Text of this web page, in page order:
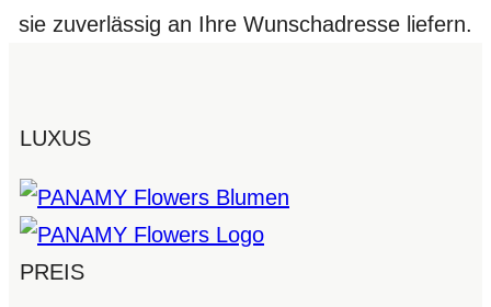
sie zuverlässig an Ihre Wunschadresse liefern.
LUXUS
PREIS